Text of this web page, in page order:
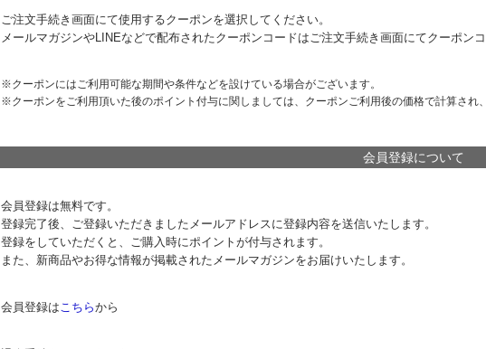
ご注文手続き画面にて使用するクーポンを選択してください。
メールマガジンやLINEなどで配布されたクーポンコードはご注文手続き画面にてクーポン
クーポンにはご利用可能な期間や条件などを設けている場合がございます。
クーポンをご利用頂いた後のポイント付与に関しましては、クーポンご利用後の価格で計算され
会員登録について
会員登録は無料です。
登録完了後、ご登録いただきましたメールアドレスに登録内容を送信いたします。
登録をしていただくと、ご購入時にポイントが付与されます。
また、新商品やお得な情報が掲載されたメールマガジンをお届けいたします。
会員登録はこちらから